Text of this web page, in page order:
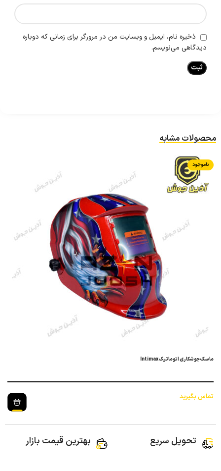
ذخیره نام، ایمیل و وبسایت من در مرورگر برای زمانی که دوباره
دیدگاهی می‌نویسم.
محصولات مشابه
ناموجود
ماسک جوشکاری اتوماتیک Intimax
تماس بگیرید
تحویل سریع بهترین قیمت بازار